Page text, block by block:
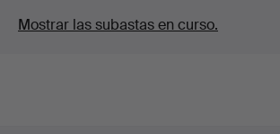
Mostrar las subastas en curso.